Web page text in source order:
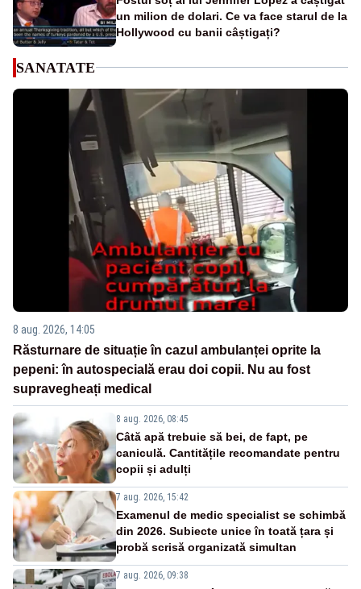
un milion de dolari. Ce va face starul de la
Hollywood cu banii câștigați?
SANATATE
8 aug. 2026, 14:05
Răsturnare de situație în cazul ambulanței oprite la
pepeni: în autospecială erau doi copii. Nu au fost
supravegheați medical
8 aug. 2026, 08:45
Câtă apă trebuie să bei, de fapt, pe
caniculă. Cantitățile recomandate pentru
copii și adulți
7 aug. 2026, 15:42
Examenul de medic specialist se schimbă
din 2026. Subiecte unice în toată țara și
probă scrisă organizată simultan
7 aug. 2026, 09:38